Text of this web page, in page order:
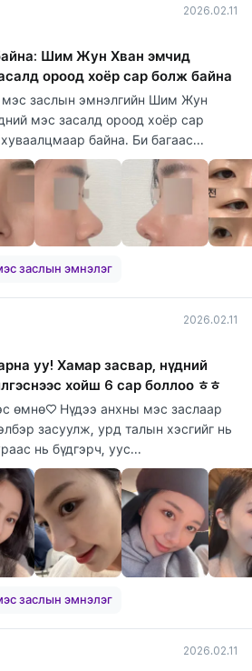
2026.02.11
Шим Жун Хван эмчид
ороод хоёр сар болж байна
мэс заслын эмнэлгийн Шим Жун
мэс засалд ороод хоёр сар
байна. Би багаас...
заслын эмнэлэг
2026.02.11
уу! Хамар засвар, нүдний
хойш 6 сар боллоо ㅎㅎ
өмнө♡ Нүдээ анхны мэс заслаар
засуулж, урд талын хэсгийг нь
нь бүдгэрч, уус...
заслын эмнэлэг
2026.02.11